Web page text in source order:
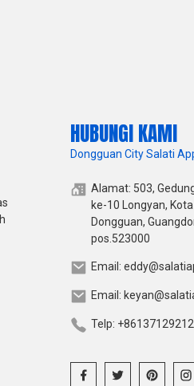
HUBUNGI KAMI
Dongguan City Salati
Alamat: 503,
ke-10 Longyan,
Dongguan,
pos.523000
Email:
Email:
Telp: